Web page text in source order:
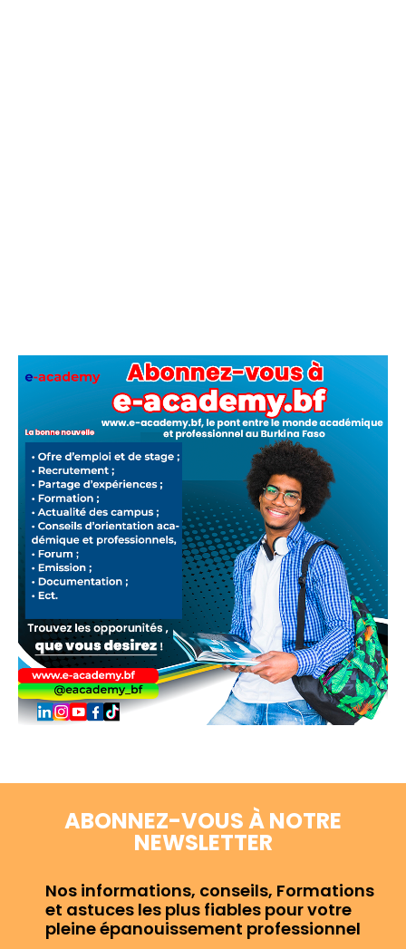
ABONNEZ-VOUS À NOTRE
NEWSLETTER
Nos informations, conseils, Formations
et astuces les plus fiables pour votre
pleine épanouissement professionnel